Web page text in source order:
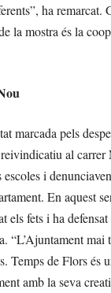
ha remarcat.
la mostra és la
marcada pels
al
escoles i
En aquest
els fets i ha
“L’Ajuntament mai
Temps de Flors és
amb la seva